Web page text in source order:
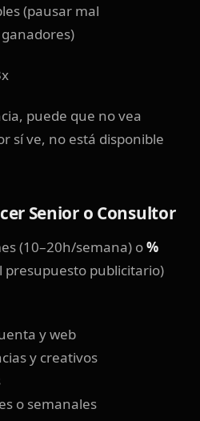
(pausar mal
puede que no vea
sí ve, no está disponible
Senior o Consultor
(10–20h/semana) o%
presupuesto publicitario)
y web
y creativos
o semanales